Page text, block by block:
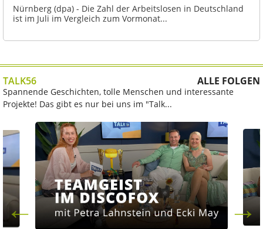
Nürnberg (dpa) - Die Zahl der Arbeitslosen in Deutschland
ist im Juli im Vergleich zum Vormonat...
TALK56 ALLE FOLGEN
Spannende Geschichten, tolle Menschen und interessante
Projekte! Das gibt es nur bei uns im "Talk...